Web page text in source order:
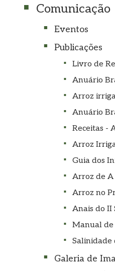
Comunicação
Eventos
Publicações
Livro de
Anuário
Arroz
Anuário
Receitas -
Arroz
Guia dos
Arroz de A
Arroz no
Anais do II
Manual de
Salinidade
Galeria de